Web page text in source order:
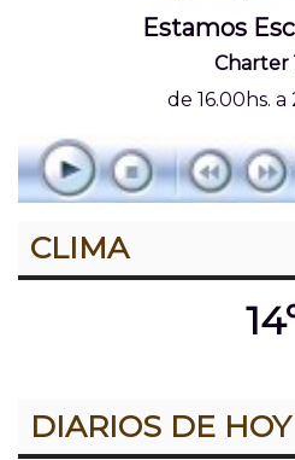
Estamos
Charter
de 16.00hs. a
CLIMA
DIARIOS DE HOY